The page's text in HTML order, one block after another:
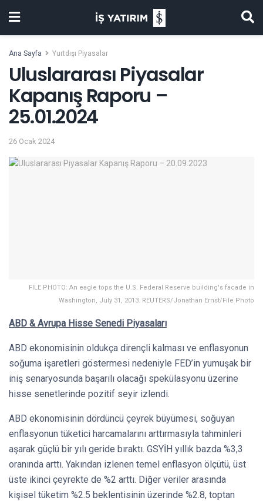
Ana Sayfa Yurtdışı Piyasalar
Uluslararası Piyasalar
Kapanış Raporu –
25.01.2024
26 Ocak 2024
FILE PHOTO: An eagle tops the U.S. Federal Reserve building's facade in
Washington, July 31, 2013. REUTERS/Jonathan Ernst/File Photo
ABD & Avrupa Hisse Senedi Piyasaları
ABD ekonomisinin oldukça dirençli kalması ve enflasyonun
soğuma işaretleri göstermesi nedeniyle FED’in yumuşak bir
iniş senaryosunda başarılı olacağı spekülasyonu üzerine
hisse senetlerinde pozitif seyir izlendi.
ABD ekonomisinin dördüncü çeyrek büyümesi, soğuyan
enflasyonun tüketici harcamalarını arttırmasıyla tahminleri
aşarak güçlü bir yılı geride bıraktı. GSYİH yıllık bazda %3,3
oranında arttı. Yakından izlenen temel enflasyon ölçütü, üst
üste ikinci çeyrekte de %2 arttı. Diğer veriler arasında
kişisel tüketim %2.5 beklentisinin üzerinde %2.8, toptan